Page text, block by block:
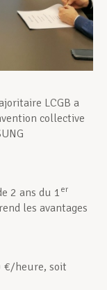
LCGB a
collective
2 ans du 1 er
les avantages
€/heure, soit